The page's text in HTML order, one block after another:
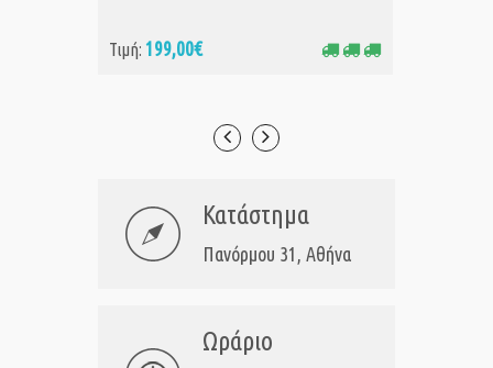
Τιμή: 199,00€
Κατάστημα
Πανόρμου 31, Αθήνα
Ωράριο